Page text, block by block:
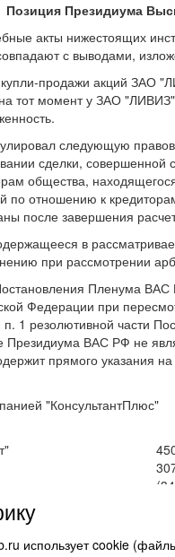
Позиция Президиума
акты нижестоящих
с выводами,
продажи акций ЗАО
на тот момент у ЗАО
следующую
сделки,
общества,
по отношению к
после завершения
в
при рассмотрении
Пленума
Федерации при
1 резолютивной части
Президиума ВАС РФ не
прямого
"КонсультантПлюс"
использует cookie